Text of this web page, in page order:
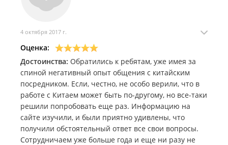
4 октября 2017 г.
Оценка:
Достоинства: Обратились к ребятам, уже имея за
спиной негативный опыт общения с китайским
посредником. Если, честно, не особо верили, что в
работе с Китаем может быть по-другому, но все-таки
решили попробовать еще раз. Информацию на
сайте изучили, и были приятно удивлены, что
получили обстоятельный ответ все свои вопросы.
Сотрудничаем уже больше года и еще ни разу не